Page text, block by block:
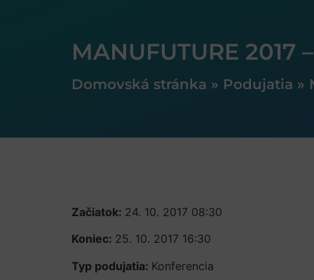
MANUFUTURE
Domovská stránka » Podujatia »
Začiatok: 24. 10. 2017 08:30
Koniec: 25. 10. 2017 16:30
Typ podujatia: Konferencia